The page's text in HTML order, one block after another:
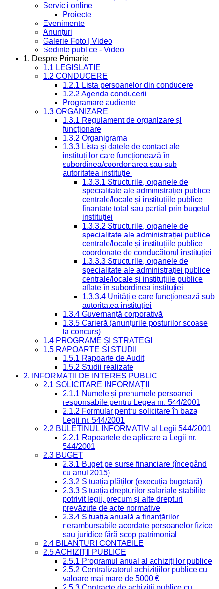
Servicii online
Proiecte
Evenimente
Anunțuri
Galerie Foto | Video
Sedinte publice - Video
1. Despre Primarie
1.1 LEGISLAȚIE
1.2 CONDUCERE
1.2.1 Lista persoanelor din conducere
1.2.2 Agenda conducerii
Programare audiențe
1.3 ORGANIZARE
1.3.1 Regulament de organizare și
funcționare
1.3.2 Organigrama
1.3.3 Lista și datele de contact ale
instituțiilor care funcționează în
subordinea/coordonarea sau sub
autoritatea instituției
1.3.3.1 Structurile, organele de
specialitate ale administrației publice
centrale/locale și instituțiile publice
finanțate total sau parțial prin bugetul
instituției
1.3.3.2 Structurile, organele de
specialitate ale administrației publice
centrale/locale și instituțiile publice
coordonate de conducătorul instituției
1.3.3.3 Structurile, organele de
specialitate ale administrației publice
centrale/locale și instituțiile publice
aflate în subordinea instituției
1.3.3.4 Unitățile care funcționează sub
autoritatea instituției
1.3.4 Guvernanță corporativă
1.3.5 Carieră (anunțurile posturilor scoase
la concurs)
1.4 PROGRAME ȘI STRATEGII
1.5 RAPOARTE ȘI STUDII
1.5.1 Rapoarte de Audit
1.5.2 Studii realizate
2. INFORMAȚII DE INTERES PUBLIC
2.1 SOLICITARE INFORMAȚII
2.1.1 Numele și prenumele persoanei
responsabile pentru Legea nr. 544/2001
2.1.2 Formular pentru solicitare în baza
Legii nr. 544/2001
2.2 BULETINUL INFORMATIV al Legii 544/2001
2.2.1 Rapoartele de aplicare a Legii nr.
544/2001
2.3 BUGET
2.3.1 Buget pe surse financiare (începând
cu anul 2015)
2.3.2 Situația plăților (execuția bugetară)
2.3.3 Situația drepturilor salariale stabilite
potrivit legii, precum și alte drepturi
prevăzute de acte normative
2.3.4 Situația anuală a finanțărilor
nerambursabile acordate persoanelor fizice
sau juridice fără scop patrimonial
2.4 BILANȚURI CONTABILE
2.5 ACHIZIȚII PUBLICE
2.5.1 Programul anual al achizițiilor publice
2.5.2 Centralizatorul achizițiilor publice cu
valoare mai mare de 5000 €
2.5.3 Contracte de achiziții publice cu